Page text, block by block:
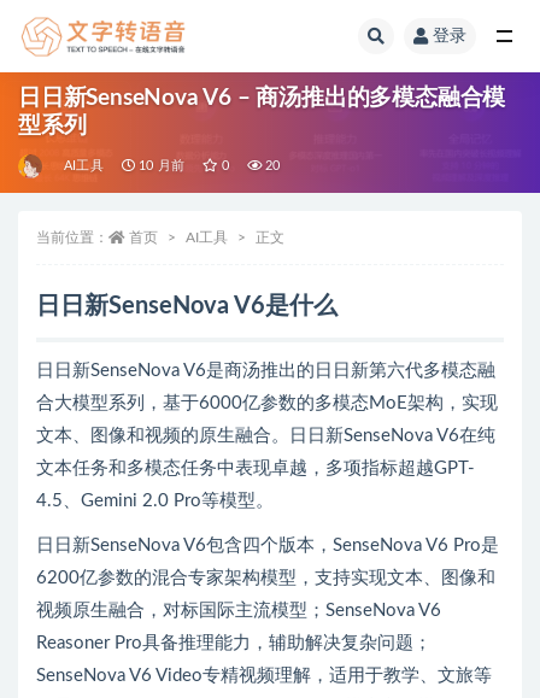
登录
日日新SenseNova V6 – 商汤推出的多模态融合模
型系列
AI工具 10 月前 0 20
当前位置： 首页 AI工具 正文
日日新SenseNova V6是什么
日日新SenseNova V6是商汤推出的日日新第六代多模态融
合大模型系列，基于6000亿参数的多模态MoE架构，实现
文本、图像和视频的原生融合。日日新SenseNova V6在纯
文本任务和多模态任务中表现卓越，多项指标超越GPT-
4.5、Gemini 2.0 Pro等模型。
日日新SenseNova V6包含四个版本，SenseNova V6 Pro是
6200亿参数的混合专家架构模型，支持实现文本、图像和
视频原生融合，对标国际主流模型；SenseNova V6
Reasoner Pro具备推理能力，辅助解决复杂问题；
SenseNova V6 Video专精视频理解，适用于教学、文旅等